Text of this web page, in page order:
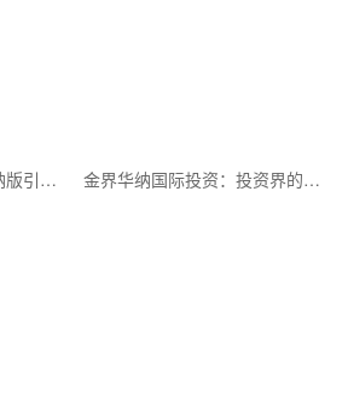
汽车心脏升级，博格华纳版引领新潮流！ 金界华纳国际投资：投资界的领军者！